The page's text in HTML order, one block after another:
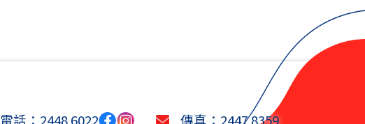
電話：2448 6022 傳真：2447 8359